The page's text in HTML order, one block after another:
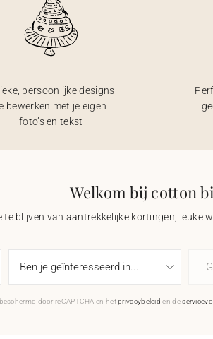
persoonlijke designs
bewerken met je eigen
foto’s en tekst
Welkom bij cotton
blijven van aantrekkelijke kortingen,
door reCAPTCHA en hetprivacybeleid en de